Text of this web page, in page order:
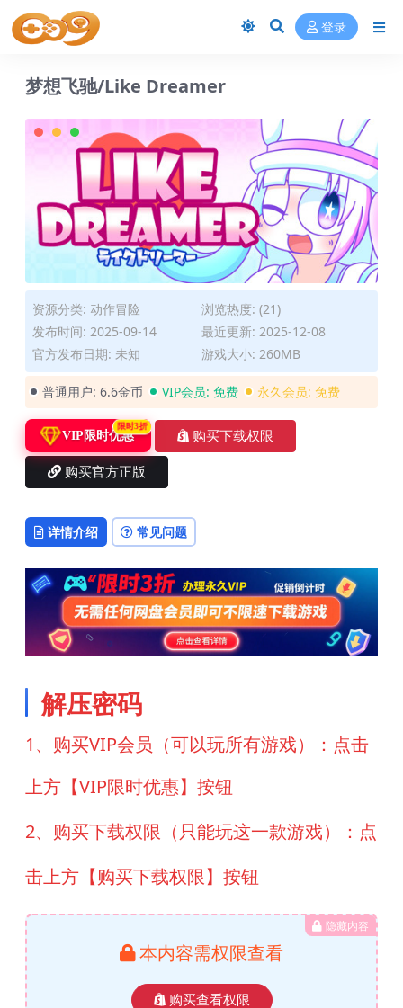
登录
梦想飞驰/Like Dreamer
资源分类: 动作冒险
浏览热度: (21)
发布时间: 2025-09-14
最近更新: 2025-12-08
官方发布日期: 未知
游戏大小: 260MB
普通用户: 6.6金币 VIP会员: 免费 永久会员: 免费
VIP限时优惠
限时3折
购买下载权限
购买官方正版
详情介绍 常见问题
解压密码
1、购买VIP会员（可以玩所有游戏）：点击
上方【VIP限时优惠】按钮
2、购买下载权限（只能玩这一款游戏）：点
击上方【购买下载权限】按钮
隐藏内容
本内容需权限查看
购买查看权限